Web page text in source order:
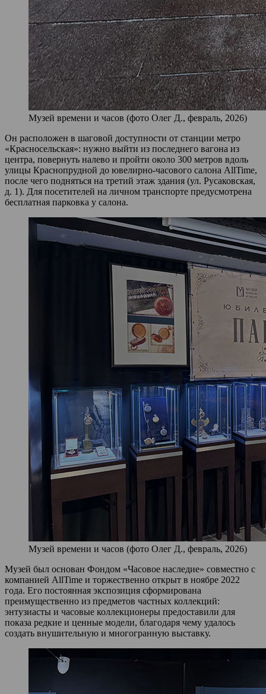
Музей времени и часов (фото Олег Д., февраль, 2026)
Он расположен в шаговой доступности от станции метро
«Красносельская»: нужно выйти из последнего вагона из
центра, повернуть налево и пройти около 300 метров вдоль
улицы Краснопрудной до ювелирно‑часового салона AllTime,
после чего подняться на третий этаж здания (ул. Русаковская,
д. 1). Для посетителей на личном транспорте предусмотрена
бесплатная парковка у салона.
Музей времени и часов (фото Олег Д., февраль, 2026)
Музей был основан Фондом «Часовое наследие» совместно с
компанией AllTime и торжественно открыт в ноябре 2022
года. Его постоянная экспозиция сформирована
преимущественно из предметов частных коллекций:
энтузиасты и часовые коллекционеры предоставили для
показа редкие и ценные модели, благодаря чему удалось
создать внушительную и многогранную выставку.